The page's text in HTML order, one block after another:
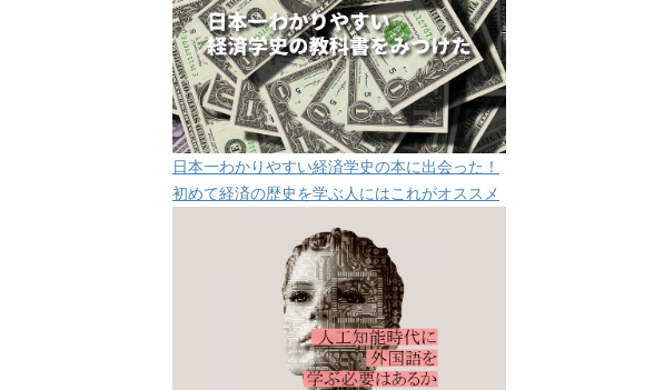
日本一わかりやすい経済学史の本に出会った！
初めて経済の歴史を学ぶ人にはこれがオススメ